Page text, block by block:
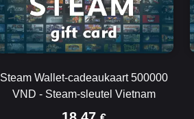
Steam Wallet-cadeaukaart 500000
VND - Steam-sleutel Vietnam